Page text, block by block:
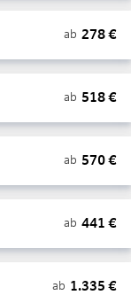
ab 278€
ab 518€
ab 570€
ab 441 €
ab 1.335 €